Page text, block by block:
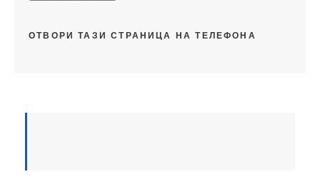
ОТВОРИ ТАЗИ СТРАНИЦА НА ТЕЛЕФОНА